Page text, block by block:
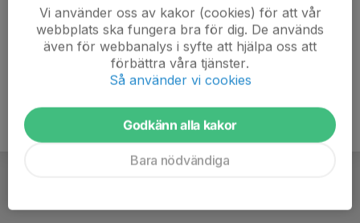
Vi använder oss av kakor (cookies) för att vår
webbplats ska fungera bra för dig. De används
även för webbanalys i syfte att hjälpa oss att
förbättra våra tjänster.
Så använder vi cookies
Godkänn alla kakor
Bara nödvändiga